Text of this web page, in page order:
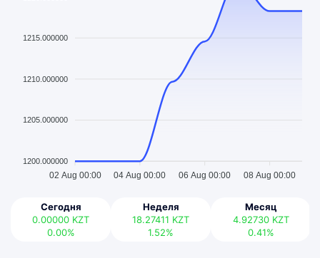
1215.000000
1210.000000
1205.000000
1200.000000
02 Aug 00:00 04 Aug 00:00 06 Aug 00:00 08 Aug 00:00
Сегодня
0.00000 KZT
0.00%
Неделя
18.27411 KZT
1.52%
Месяц
4.92730 KZT
0.41%